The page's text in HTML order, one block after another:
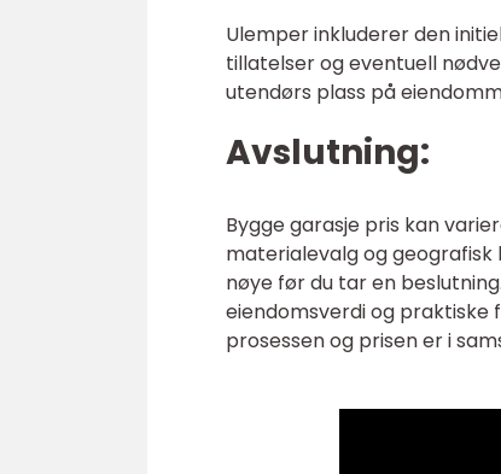
Ulemper inkluderer den
tillatelser og eventuell
utendørs plass på
Avslutning:
Bygge garasje pris kan
materialevalg og
nøye før du tar en
eiendomsverdi og praktiske
prosessen og prisen er i